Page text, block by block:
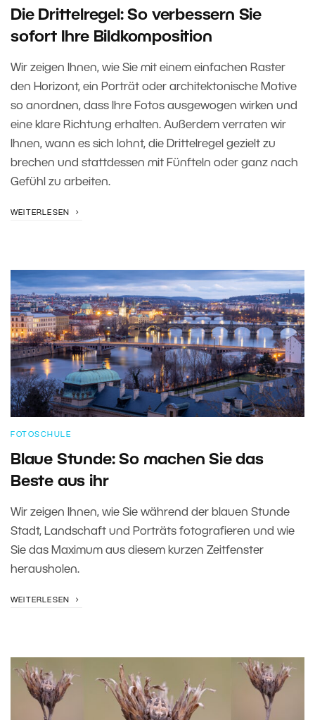
Die Drittelregel: So verbessern Sie
sofort Ihre Bildkomposition
Wir zeigen Ihnen, wie Sie mit einem einfachen Raster
den Horizont, ein Porträt oder architektonische Motive
so anordnen, dass Ihre Fotos ausgewogen wirken und
eine klare Richtung erhalten. Außerdem verraten wir
Ihnen, wann es sich lohnt, die Drittelregel gezielt zu
brechen und stattdessen mit Fünfteln oder ganz nach
Gefühl zu arbeiten.
WEITERLESEN
FOTOSCHULE
Blaue Stunde: So machen Sie das
Beste aus ihr
Wir zeigen Ihnen, wie Sie während der blauen Stunde
Stadt, Landschaft und Porträts fotografieren und wie
Sie das Maximum aus diesem kurzen Zeitfenster
herausholen.
WEITERLESEN